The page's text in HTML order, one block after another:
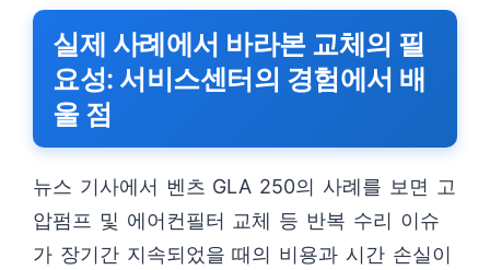
실제 사례에서 바라본 교체의 필
요성: 서비스센터의 경험에서 배
울 점
뉴스 기사에서 벤츠 GLA 250의 사례를 보면 고
압펌프 및 에어컨필터 교체 등 반복 수리 이슈
가 장기간 지속되었을 때의 비용과 시간 손실이